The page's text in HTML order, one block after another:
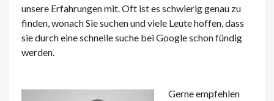
unsere Erfahrungen mit. Oft ist es schwierig genau zu
finden, wonach Sie suchen und viele Leute hoffen, dass
sie durch eine schnelle suche bei Google schon fündig
werden.
Gerne empfehlen